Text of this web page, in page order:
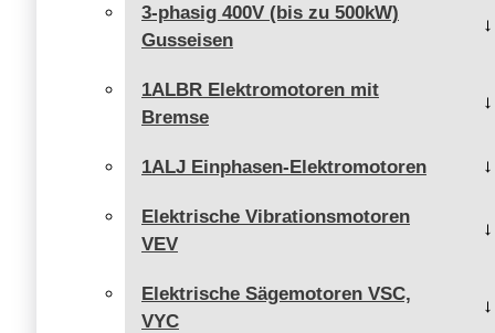
3-phasig 400V (bis zu 500kW)
Gusseisen
1ALBR Elektromotoren mit
Bremse
1ALJ Einphasen-Elektromotoren
Elektrische Vibrationsmotoren
VEV
Elektrische Sägemotoren VSC,
VYC